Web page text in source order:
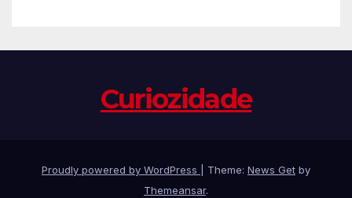
Curiozidade
Proudly powered by WordPress Theme: News Get by
Themeansar.